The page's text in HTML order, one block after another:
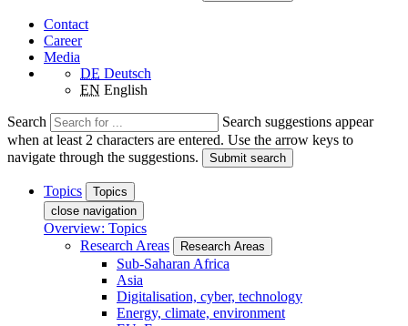
Contact
Career
Media
DE Deutsch
EN English
Search
Search suggestions appear
when at least 2 characters are entered. Use the arrow keys to
navigate through the suggestions.
Submit search
Topics
Topics
close navigation
Overview: Topics
Research Areas
Research Areas
Sub-Saharan Africa
Asia
Digitalisation, cyber, technology
Energy, climate, environment